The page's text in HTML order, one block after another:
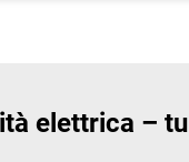
elettrica –